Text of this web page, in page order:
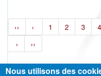
‹‹ ‹ 1 2 3 4
›
››
Nous utilisons des